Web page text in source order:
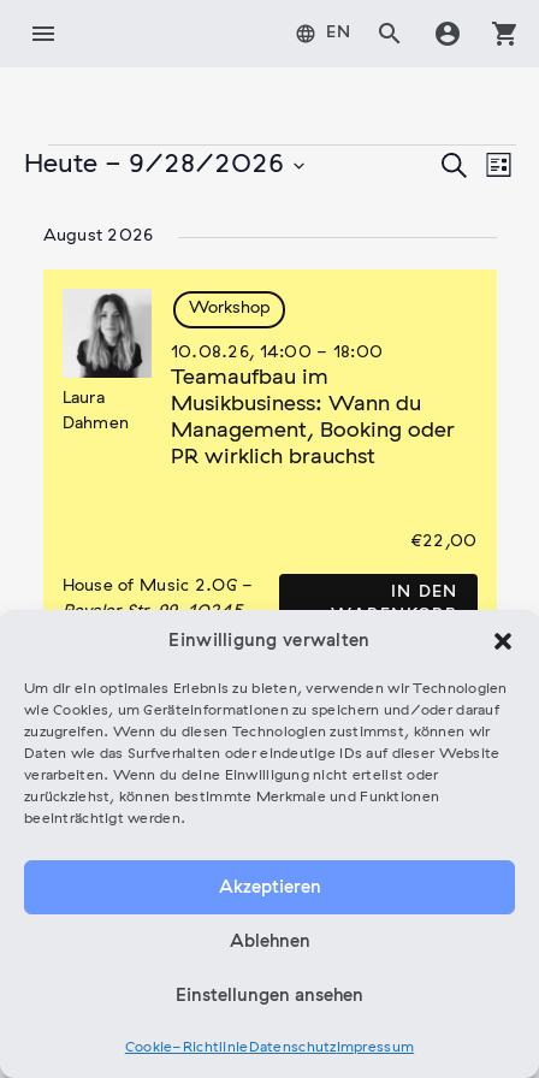
Einwilligung verwalten
Um dir ein optimales Erlebnis zu bieten, verwenden wir Technologien
wie Cookies, um Geräteinformationen zu speichern und/oder darauf
zuzugreifen. Wenn du diesen Technologien zustimmst, können wir
Daten wie das Surfverhalten oder eindeutige IDs auf dieser Website
verarbeiten. Wenn du deine Einwilligung nicht erteilst oder
zurückziehst, können bestimmte Merkmale und Funktionen
beeinträchtigt werden.
Akzeptieren
Ablehnen
Einstellungen ansehen
Cookie-Richtlinie Datenschutz Impressum
Inhaltmenu language EN search account_circle shopping_cart
Veranstaltungen
und
Suche
Liste
Heute - 9/28/2026
August 2026
Laura
Dahmen
Workshop
10.08.26, 14:00 - 18:00
Teamaufbau im
Musikbusiness: Wann du
Management, Booking oder
PR wirklich brauchst
€22,00
House of Music 2.OG -
Revaler Str. 99, 10245
IN DEN
WARENKORB
Sarah
Workshop
11.08.26,14:00-18:00
Masterclass / Music
Supervision & Sync Advanced:
House of Music 2.OG-